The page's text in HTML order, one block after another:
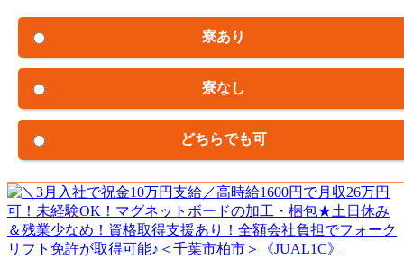
寮あり
寮なし
どちらでも可